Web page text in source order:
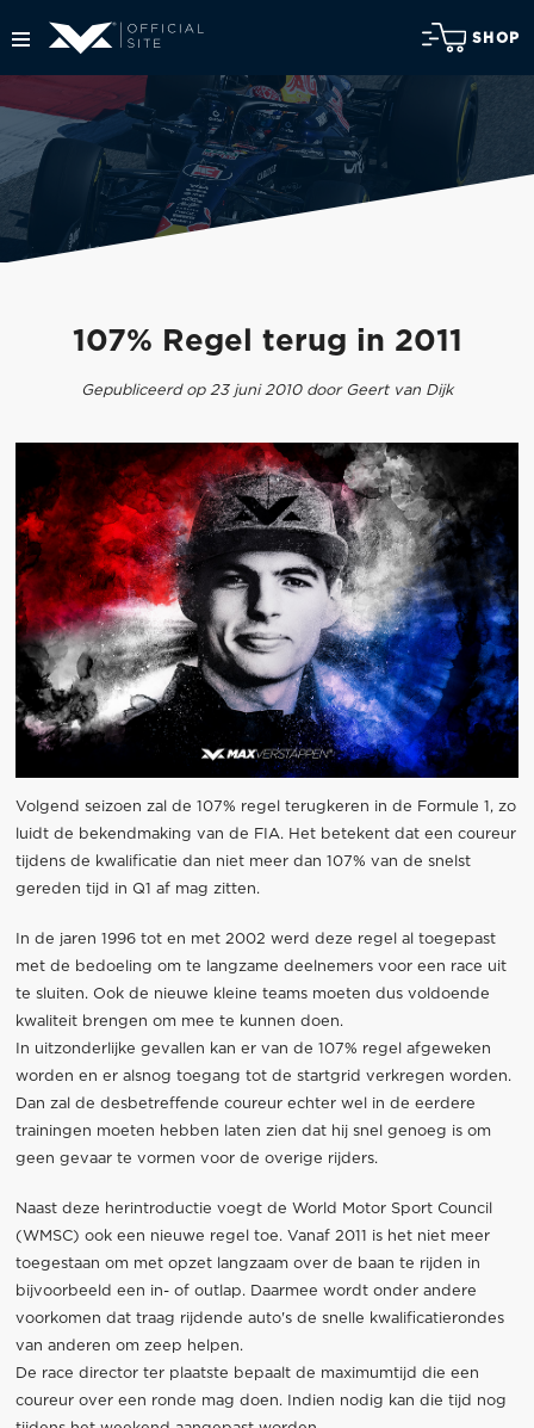
SHOP
107% Regel terug in 2011
Gepubliceerd op 23 juni 2010 door Geert van Dijk
Volgend seizoen zal de 107% regel terugkeren in de Formule 1, zo
luidt de bekendmaking van de FIA. Het betekent dat een coureur
tijdens de kwalificatie dan niet meer dan 107% van de snelst
gereden tijd in Q1 af mag zitten.
In de jaren 1996 tot en met 2002 werd deze regel al toegepast
met de bedoeling om te langzame deelnemers voor een race uit
te sluiten. Ook de nieuwe kleine teams moeten dus voldoende
kwaliteit brengen om mee te kunnen doen.
In uitzonderlijke gevallen kan er van de 107% regel afgeweken
worden en er alsnog toegang tot de startgrid verkregen worden.
Dan zal de desbetreffende coureur echter wel in de eerdere
trainingen moeten hebben laten zien dat hij snel genoeg is om
geen gevaar te vormen voor de overige rijders.
Naast deze herintroductie voegt de World Motor Sport Council
(WMSC) ook een nieuwe regel toe. Vanaf 2011 is het niet meer
toegestaan om met opzet langzaam over de baan te rijden in
bijvoorbeeld een in- of outlap. Daarmee wordt onder andere
voorkomen dat traag rijdende auto's de snelle kwalificatierondes
van anderen om zeep helpen.
De race director ter plaatste bepaalt de maximumtijd die een
coureur over een ronde mag doen. Indien nodig kan die tijd nog